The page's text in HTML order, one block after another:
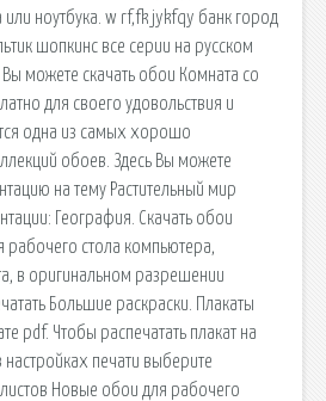
ноутбука. w rf,fk jykfqy банк город
шопкинс все серии на русском
можете скачать обои Комната со
для своего удовольствия и
одна из самых хорошо
обоев. Здесь Вы можете
на тему Растительный мир
География. Скачать обои
рабочего стола компьютера,
в оригинальном разрешении
Большие раскраски. Плакаты
pdf. Чтобы распечатать плакат на
печати выберите
Новые обои для рабочего